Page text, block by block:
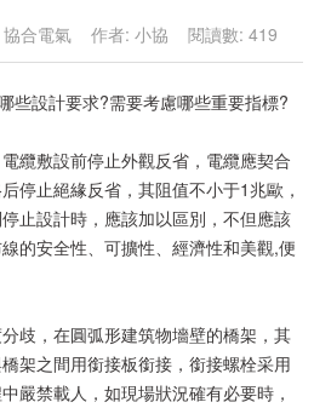
合電氣 作者: 小協 閱讀數: 419
設計要求?需要考慮哪些重要指標?
敷設前停止外觀反省，電纜應契合
停止絕緣反省，其阻值不小于1兆歐，
止設計時，應該加以區別，不但應該
的安全性、可擴性、經濟性和美觀,便
，在圓弧形建筑物墻壁的橋架，其
架之間用銜接板銜接，銜接螺栓采用
嚴禁載人，如現場狀況確有必要時，